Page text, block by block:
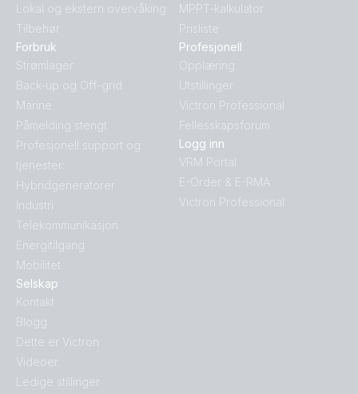
Lokal og ekstern overvåking
Tilbehør
Forbruk
Strømlager
Back-up og Off-grid
Marine
Påmelding stengt
Profesjonell support og
tjenester:
Hybridgeneratorer
Industri
Telekommunikasjon
Energitilgang
Mobilitet
Selskap
Kontakt
Blogg
Dette er Victron
Videoer
Ledige stillinger
MPPT-kalkulator
Prisliste
Profesjonell
Opplæring
Utstillinger
Victron Professional
Fellesskapsforum
Logg inn
VRM Portal
E-Order & E-RMA
Victron Professional